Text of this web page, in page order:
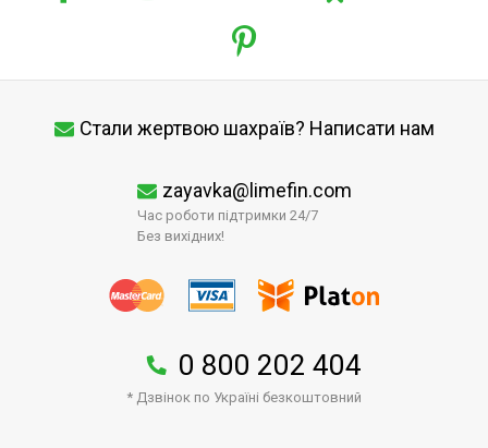
Стали жертвою шахраїв? Написати нам
zayavka@limefin.com
Час роботи підтримки 24/7
Без вихідних!
0 800 202 404
* Дзвінок по Україні безкоштовний